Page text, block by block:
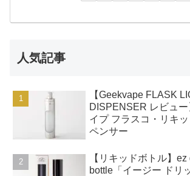
人気記事
【Geekvape FLASK
DISPENSER レビュ
イプ フラスコ・リキッド・ディス
ペンサー
【リキッドボトル】
bottle「イージー ドリ